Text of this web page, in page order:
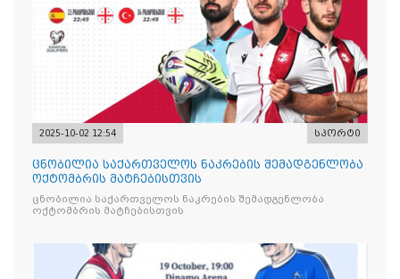
2025-10-02 12:54 სპორტი
ცნობილია საქართველოს ნაკრების შემადგენლობა
ოქტომბრის მატჩებისთვის
ცნობილია საქართველოს ნაკრების შემადგენლობა
ოქტომბრის მატჩებისთვის